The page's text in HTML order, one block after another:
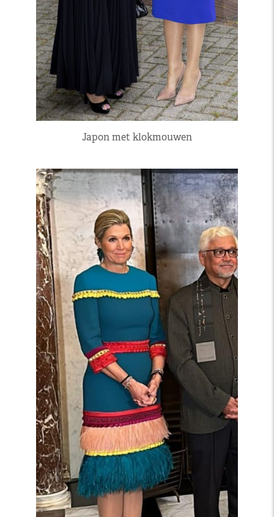
Japon met klokmouwen